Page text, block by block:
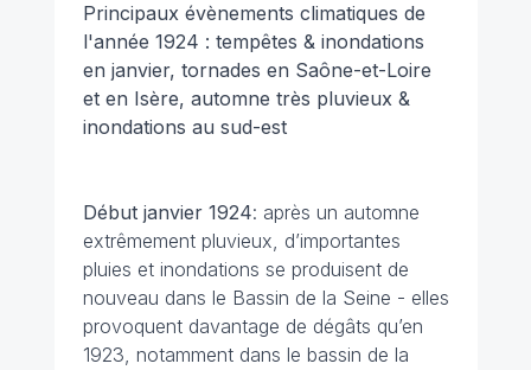
Principaux évènements climatiques de
l'année 1924 : tempêtes & inondations
en janvier, tornades en Saône-et-Loire
et en Isère, automne très pluvieux &
inondations au sud-est
Début janvier 1924: après un automne
extrêmement pluvieux, d’importantes
pluies et inondations se produisent de
nouveau dans le Bassin de la Seine - elles
provoquent davantage de dégâts qu’en
1923, notamment dans le bassin de la